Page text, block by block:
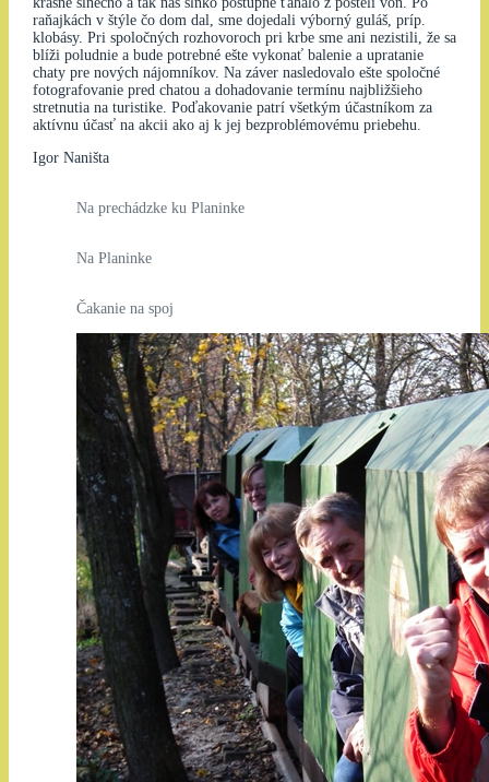
raňajkách v štýle čo dom dal, sme dojedali výborný guláš, príp.
klobásy. Pri spoločných rozhovoroch pri krbe sme ani nezistili, že sa
blíži poludnie a bude potrebné ešte vykonať balenie a upratanie
chaty pre nových nájomníkov. Na záver nasledovalo ešte spoločné
fotografovanie pred chatou a dohadovanie termínu najbližšieho
stretnutia na turistike. Poďakovanie patrí všetkým účastníkom za
aktívnu účasť na akcii ako aj k jej bezproblémovému priebehu.
Igor Naništa
Na prechádzke ku Planinke
Na Planinke
Čakanie na spoj